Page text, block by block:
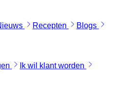
Recepten Blogs
Ik wil klant worden